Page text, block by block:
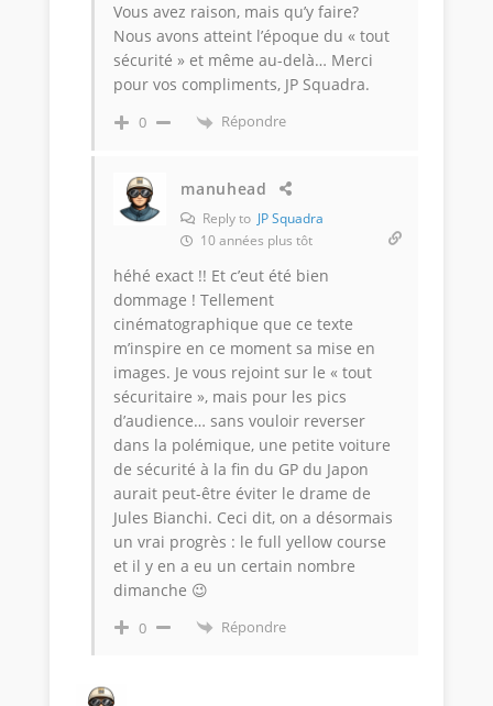
Vous avez raison, mais qu’y faire?
Nous avons atteint l’époque du « tout
sécurité » et même au-delà… Merci
pour vos compliments, JP Squadra.
0 Répondre
manuhead
Reply to JP Squadra
10 années plus tôt
héhé exact !! Et c’eut été bien
dommage ! Tellement
cinématographique que ce texte
m’inspire en ce moment sa mise en
images. Je vous rejoint sur le « tout
sécuritaire », mais pour les pics
d’audience… sans vouloir reverser
dans la polémique, une petite voiture
de sécurité à la fin du GP du Japon
aurait peut-être éviter le drame de
Jules Bianchi. Ceci dit, on a désormais
un vrai progrès : le full yellow course
et il y en a eu un certain nombre
dimanche 😉
0 Répondre